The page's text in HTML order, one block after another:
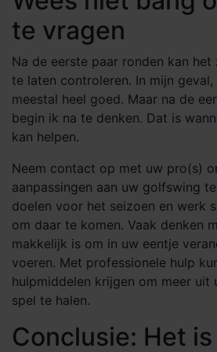
te vragen
Na de eerste paar ronden kan
te laten controleren. In mijn
meestal heel goed. Maar na de
begin ik na te denken. Dat is
kan helpen.
Neem contact op met uw pro(s)
aanpassingen aan uw golfswing
doelen voor het seizoen en werk
om daar te komen. Vaak denken
makkelijk is om in uw eentje
voeren. Met professionele hulp
hulpmiddelen krijgen om meer uit
spel te halen.
Conclusie: Het